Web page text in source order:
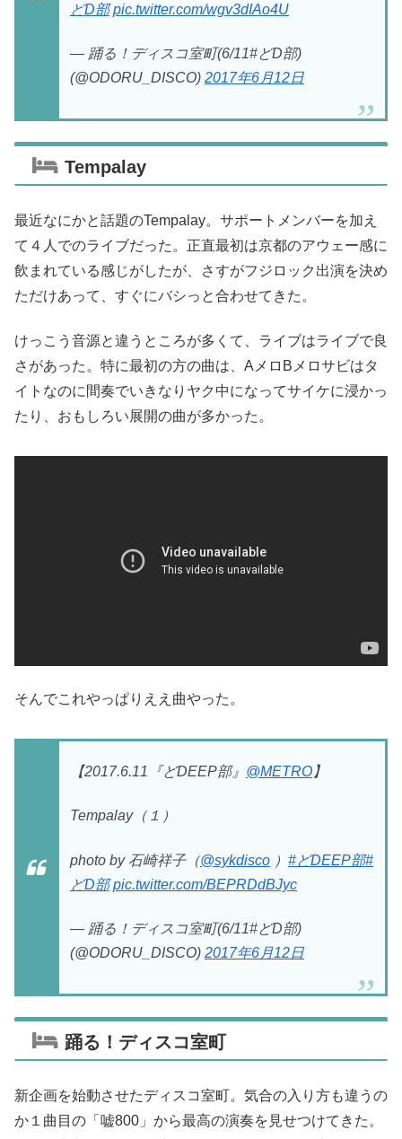
どD部 pic.twitter.com/wgv3dIAo4U
— 踊る！ディスコ室町(6/11#どD部)
(@ODORU_DISCO) 2017年6月12日
Tempalay
最近なにかと話題のTempalay。サポートメンバーを加え
て４人でのライブだった。正直最初は京都のアウェー感に
飲まれている感じがしたが、さすがフジロック出演を決め
ただけあって、すぐにバシっと合わせてきた。
けっこう音源と違うところが多くて、ライブはライブで良
さがあった。特に最初の方の曲は、AメロBメロサビはタ
イトなのに間奏でいきなりヤク中になってサイケに浸かっ
たり、おもしろい展開の曲が多かった。
そんでこれやっぱりええ曲やった。
【2017.6.11『どDEEP部』 @METRO 】
Tempalay（１）
photo by 石崎祥子（@sykdisco ） #どDEEP部#
どD部 pic.twitter.com/BEPRDdBJyc
— 踊る！ディスコ室町(6/11#どD部)
(@ODORU_DISCO) 2017年6月12日
踊る！ディスコ室町
新企画を始動させたディスコ室町。気合の入り方も違うの
か１曲目の「嘘800」から最高の演奏を見せつけてきた。